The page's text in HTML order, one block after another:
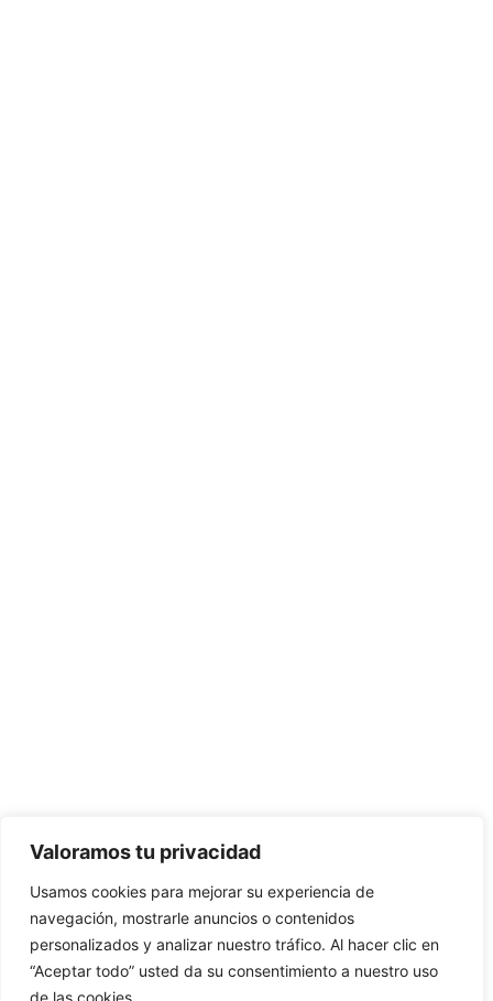
Valoramos tu privacidad
Usamos cookies para mejorar su experiencia de
navegación, mostrarle anuncios o contenidos
personalizados y analizar nuestro tráfico. Al hacer clic en
“Aceptar todo” usted da su consentimiento a nuestro uso
de las cookies.